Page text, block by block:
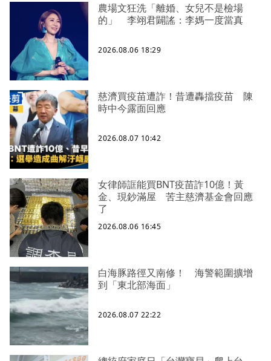
農場文狂洗「離婚、女兒不是檢場
的」 李翊君闢謠：李媽一度當真
2026.08.06 18:29
慈濟買疫苗遭詐！昔遭轟擋疫苗 陳
時中今露面回應
2026.08.07 10:42
女律師誆能買BNT疫苗詐10億！黃
金、現鈔滿屋 苦主慈濟基金會回應
了
2026.08.06 16:45
白海豚路徑又南修！ 海警範圍擴增
到「東北部海面」
2026.08.07 22:22